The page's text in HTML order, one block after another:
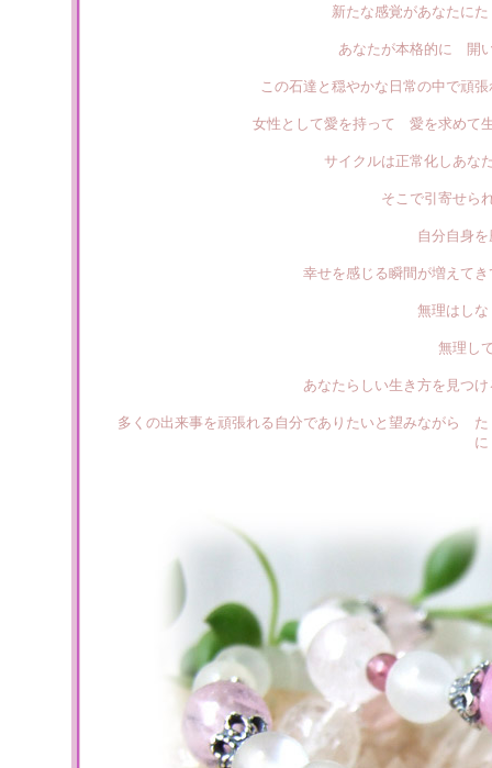
新たな感覚があなたに
あなたが本格的に 開
この石達と穏やかな日常の中で頑
女性として愛を持って 愛を求めて
サイクルは正常化しあな
そこで引寄せら
自分自身
幸せを感じる瞬間が増えて
無理はし
無理し
あなたらしい生き方を見つ
多くの出来事を頑張れる自分でありたいと望みながら